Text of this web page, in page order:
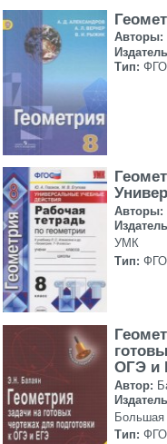
Авторы:
Тип:
Авторы:
УМК
Тип:
ОГЭ и
Автор:
Большая
Тип: